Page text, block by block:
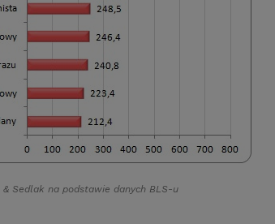
&Sedlak na podstawie danych BLS-u